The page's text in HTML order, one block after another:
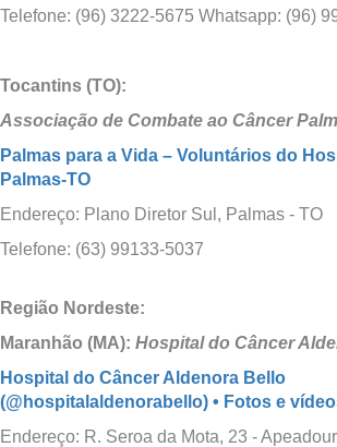
Telefone: (96) 3222-5675 Whatsapp: (96)
Tocantins (TO):
Associação de Combate ao Câncer
Palmas para a Vida – Voluntários do
Palmas-TO
Endereço: Plano Diretor Sul, Palmas - TO
Telefone: (63) 99133-5037
Região Nordeste:
Maranhão (MA): Hospital do Câncer
Hospital do Câncer Aldenora Bello
(@hospitalaldenorabello) • Fotos e
Endereço: R. Seroa da Mota, 23 -